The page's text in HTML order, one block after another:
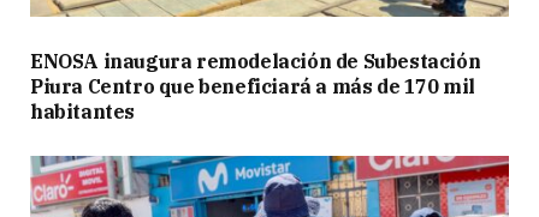
ENOSA inaugura remodelación de Subestación
Piura Centro que beneficiará a más de 170 mil
habitantes